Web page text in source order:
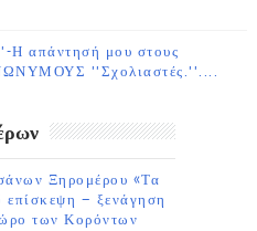
Η απάντησή μου στους
''Σχολιαστές.''....
Ξηρομέρου «Τα
– ξενάγηση
των Κορόντων